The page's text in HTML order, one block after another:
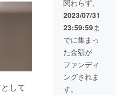
して
い。
送や受
取先で
の配置
にサ
ポート
が必要
な方
は、備
考欄に
ご希望
関わらず、
2023/07/31
23:59:59ま
でに集まっ
た金額が
ファンディ
ングされま
す。